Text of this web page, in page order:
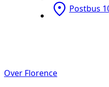
Postbus
Over Florence